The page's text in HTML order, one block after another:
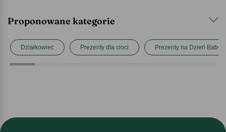
Proponowane kategorie
Działkowiec Prezenty dla cioci Prezenty na Dzień Babci